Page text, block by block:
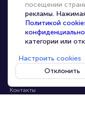
Организаторам
Корпоративным клиентам
VIP-билеты
Персональные данные
О компании
Контакты
посещении
рекламы.
Политикой
категории или
Настроить cookies
Отклонить